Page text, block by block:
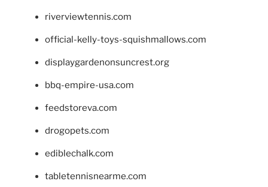
riverviewtennis.com
official-kelly-toys-squishmallows.com
displaygardenonsuncrest.org
bbq-empire-usa.com
feedstoreva.com
drogopets.com
ediblechalk.com
tabletennisnearme.com